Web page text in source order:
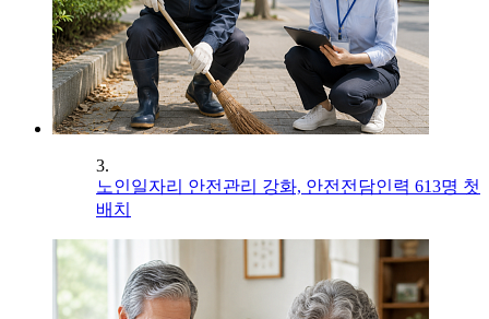
3.
노인일자리 안전관리 강화, 안전전담인력 613명 첫
배치